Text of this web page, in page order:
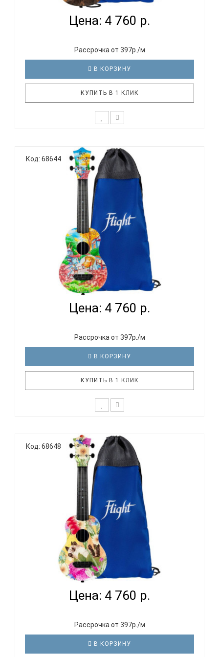
Цена: 4 760 р.
Рассрочка от 397р./м
В КОРЗИНУ
КУПИТЬ В 1 КЛИК
укулеле FLIGHT – серия ULTRA! Это
ультрасовременные укулеле, полностью
изготовленные из поликарбоната, армированного
стекловолокном. Этот материал делает укулеле
суперпрочной, термостойкой и полностью
водонепроница..
Код: 68644
FLIGHT ULTRA S-42 FAT CAT - УКУЛЕЛЕ СОПРАНО...
Цена: 4 760 р.
Рассрочка от 397р./м
В КОРЗИНУ
КУПИТЬ В 1 КЛИК
отзывчивая верхняя дека с системой W-пружин
(«веер») Флюрокарбоновые струны обеспечивают
яркое звучание Чрезвычайно прочная и
водонепроницаемая конструкция Выпуклая
задняя дека особой формы для объ..
Код: 68648
FLIGHT ULTRA S-42 SUMMER CAT - УКУЛЕЛЕ
СОПРАНО...
Цена: 4 760 р.
Рассрочка от 397р./м
В КОРЗИНУ